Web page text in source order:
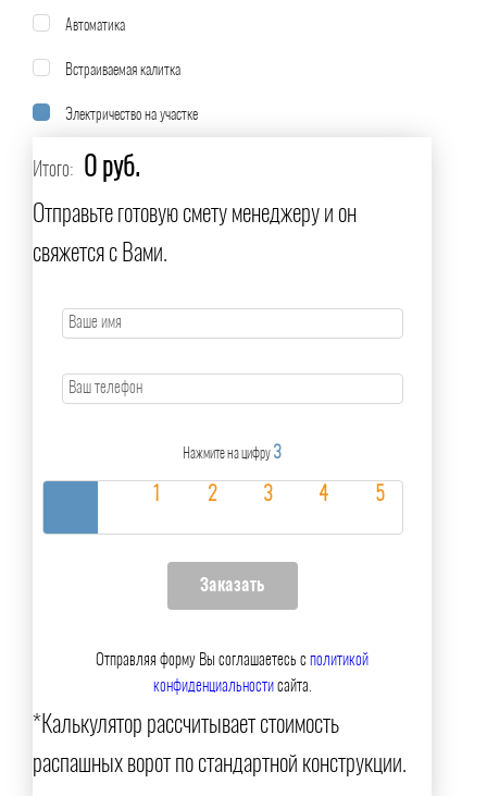
Автоматика
Встраиваемая калитка
Электричество на участке
Итого: 0 руб.
Отправьте готовую смету менеджеру и он
свяжется с Вами.
Нажмите на цифру 3
Отправляя форму Вы соглашаетесь сполитикой
конфиденциальностисайта.
*Калькулятор рассчитывает стоимость
распашных ворот по стандартной конструкции.